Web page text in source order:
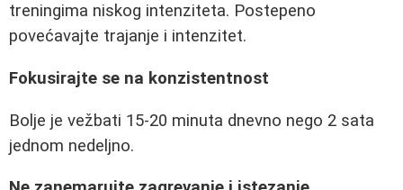
treningima niskog intenziteta. Postepeno
povećavajte trajanje i intenzitet.
Fokusirajte se na konzistentnost
Bolje je vežbati 15-20 minuta dnevno nego 2 sata
jednom nedeljno.